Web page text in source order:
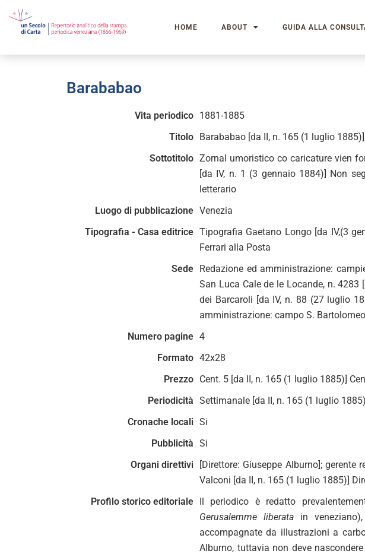
HOME ABOUT GUIDA ALLA
Barababao
Vita periodico 1881-1885
Titolo Barababao [da II, n. 165 (1 luglio
Sottotitolo Zornal umoristico co caricature vien
[da IV, n. 1 (3 gennaio 1884)] Non
letterario
Luogo di pubblicazione Venezia
Tipografia - Casa editrice Tipografia Gaetano Longo [da IV,(3
Ferrari alla Posta
Sede Redazione ed amministrazione:
San Luca Cale de le Locande, n. 4283
dei Barcaroli [da IV, n. 88 (27 luglio
amministrazione: campo S.
Numero pagine 4
Formato 42x28
Prezzo Cent. 5 [da II, n. 165 (1 luglio 1885)]
Periodicità Settimanale [da II, n. 165 (1 luglio
Cronache locali Si
Pubblicità Si
Organi direttivi
[Direttore: Giuseppe Alburno];
Valconi [da II, n. 165 (1 luglio 1885)]
Profilo storico editoriale Il periodico è redatto
Gerusalemme liberata in
accompagnate da illustrazioni a
Alburno, tuttavia non deve